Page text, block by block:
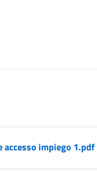
accesso impiego 1.pdf